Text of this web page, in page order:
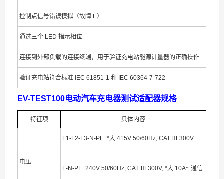
控制点信号错误模拟（故障 E）
通过三个 LED 指示相位
连接到外部负载的连接终端，用于验证充电站能源计量器的正确操作
验证充电站符合标准 IEC 61851-1 和 IEC 60364-7-722
EV-TEST100电动汽车充电器测试适配器规格
特征项 具体内容
电压
L1-L2-L3-N-PE: *大 415V 50/60Hz, CAT Ⅲ 300V
L-N-PE: 240V 50/60Hz, CAT Ⅲ 300V, *大 10A~ 通信